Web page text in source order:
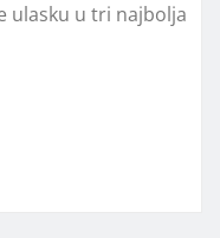
ulasku u tri najbolja